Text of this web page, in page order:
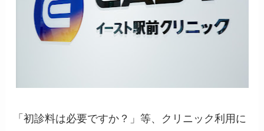
「初診料は必要ですか？」等、クリニック利用に